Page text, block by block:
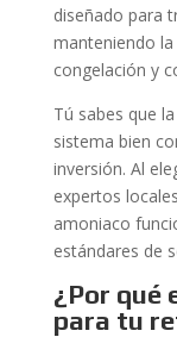
diseñado para
manteniendo
congelación y
Tú sabes que
sistema bien
inversión. Al
expertos
amoniaco
estándares de
¿Por qué
para tu